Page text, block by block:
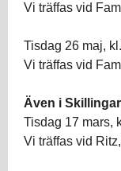
Vi träffas vid
Tisdag 26 maj,
Vi träffas vid
Även i
Tisdag 17 mars,
Vi träffas vid